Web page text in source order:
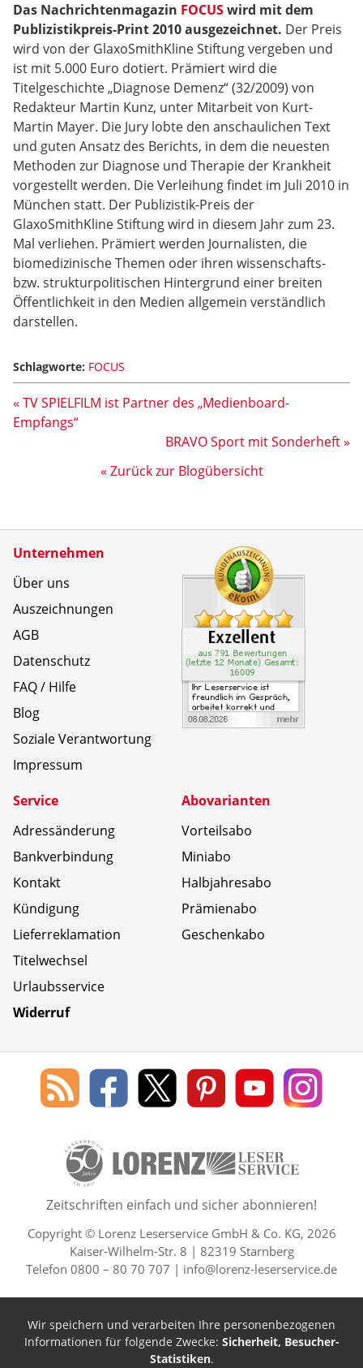
Das Nachrichtenmagazin FOCUSwird mit dem
Publizistikpreis-Print 2010 ausgezeichnet. Der Preis
wird von der GlaxoSmithKline Stiftung vergeben und
ist mit 5.000 Euro dotiert. Prämiert wird die
Titelgeschichte „Diagnose Demenz“ (32/2009) von
Redakteur Martin Kunz, unter Mitarbeit von Kurt-
Martin Mayer. Die Jury lobte den anschaulichen Text
und guten Ansatz des Berichts, in dem die neuesten
Methoden zur Diagnose und Therapie der Krankheit
vorgestellt werden. Die Verleihung findet im Juli 2010 in
München statt. Der Publizistik-Preis der
GlaxoSmithKline Stiftung wird in diesem Jahr zum 23.
Mal verliehen. Prämiert werden Journalisten, die
biomedizinische Themen oder ihren wissenschafts-
bzw. strukturpolitischen Hintergrund einer breiten
Öffentlichkeit in den Medien allgemein verständlich
darstellen.
Schlagworte: FOCUS
« TV SPIELFILM ist Partner des „Medienboard-
Empfangs“
BRAVO Sport mit Sonderheft »
« Zurück zur Blogübersicht
Unternehmen
Über uns
Auszeichnungen
AGB
Datenschutz
FAQ / Hilfe
Blog
Soziale Verantwortung
Impressum
Service
Adressänderung
Bankverbindung
Kontakt
Kündigung
Lieferreklamation
Titelwechsel
Urlaubsservice
Widerruf
Abovarianten
Vorteilsabo
Miniabo
Halbjahresabo
Prämienabo
Geschenkabo
Zertifikate
Social Media
Blog
des
Leserservice
Lorenz
Leserservice
Lorenz
Leserservice
Lorenz
Leserservice
Lorenz
Leserservice
Lorenz
50 Lesefreude im Abo Jahre
Zeitschriften einfach und sicher abonnieren!
Copyright © Lorenz Leserservice GmbH & Co. KG, 2026
Kaiser-Wilhelm-Str. 8 | 82319 Starnberg
Telefon 0800 – 80 70 707 | info@lorenz-leserservice.de
Wir speichern und verarbeiten Ihre personenbezogenen
Informationen für folgende Zwecke: Sicherheit, Besucher-
Statistiken.